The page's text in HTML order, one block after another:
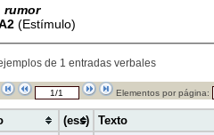
rumor
(Estímulo)
de 1 entradas verbales
Elementos por página:
(ess) Texto